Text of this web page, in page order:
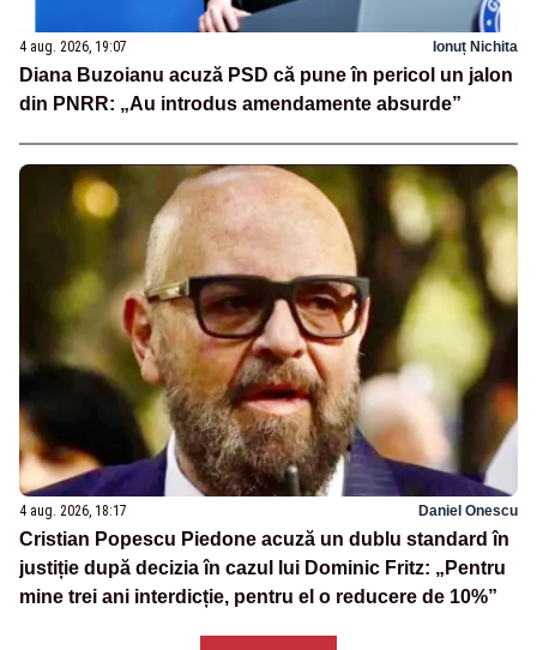
4 aug. 2026, 19:07 Ionuț Nichita
Diana Buzoianu acuză PSD că pune în pericol un jalon
din PNRR: „Au introdus amendamente absurde”
4 aug. 2026, 18:17 Daniel Onescu
Cristian Popescu Piedone acuză un dublu standard în
justiție după decizia în cazul lui Dominic Fritz: „Pentru
mine trei ani interdicție, pentru el o reducere de 10%”